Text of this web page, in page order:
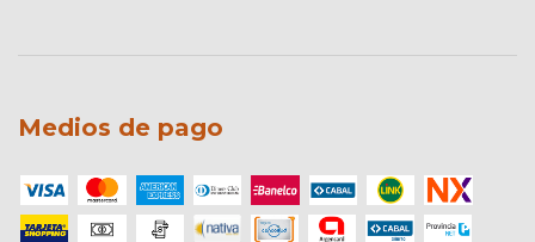
Medios de pago